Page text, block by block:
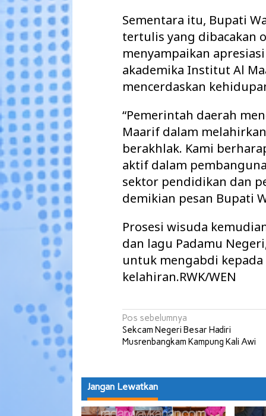
Sementara itu, Bupati
tertulis yang dibacakan
menyampaikan
akademika Institut Al
mencerdaskan
“Pemerintah daerah
Maarif dalam
berakhlak. Kami
aktif dalam
sektor pendidikan dan
demikian pesan Bupati
Prosesi wisuda
dan lagu Padamu
untuk mengabdi kepada
kelahiran.RWK/WEN
Navigasi
pos
Pos sebelumnya
Sekcam Negeri Besar Hadiri
Musrenbangkam Kampung Kali Awi
Jangan Lewatkan